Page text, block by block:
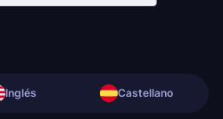
Inglés Castellano